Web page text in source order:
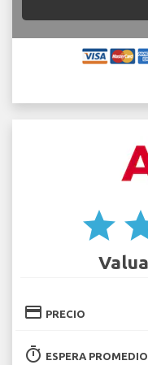
star
credit_card PRECIO
timer ESPERA PROMEDIO